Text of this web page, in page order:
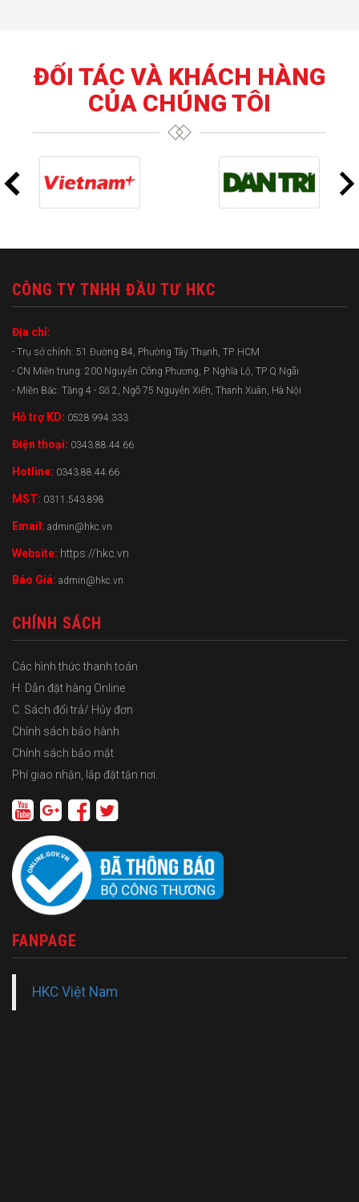
ĐỐI TÁC VÀ KHÁCH HÀNG
CỦA CHÚNG TÔI
CÔNG TY TNHH ĐẦU TƯ HKC
Địa chỉ:
- Trụ sở chính: 51 Đường B4, Phường Tây Thạnh, TP. HCM
- CN Miền trung: 200 Nguyễn Công Phương, P. Nghĩa Lộ, TP Q.Ngãi
- Miền Bắc: Tầng 4 - Số 2, Ngõ 75 Nguyễn Xiển, Thanh Xuân, Hà Nội
Hỗ trợ KD: 0528.994.333
Điện thoại: 0343.88.44.66
Hotline: 0343.88.44.66
MST: 0311.543.898
Email: admin@hkc.vn
Website: https://hkc.vn
Báo Giá: admin@hkc.vn
CHÍNH SÁCH
Các hình thức thanh toán
H. Dẫn đặt hàng Online
C. Sách đổi trả/ Hủy đơn
Chính sách bảo hành
Chính sách bảo mật
Phí giao nhận, lắp đặt tận nơi.
FANPAGE
HKC Việt Nam